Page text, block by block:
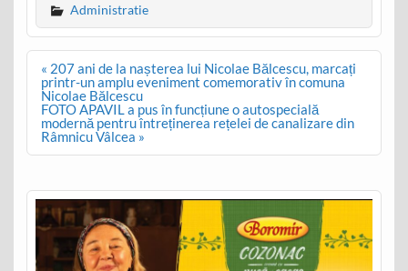
Administratie
Post
navigation
« 207 ani de la nașterea lui Nicolae Bălcescu, marcați
printr-un amplu eveniment comemorativ în comuna
Nicolae Bălcescu
FOTO APAVIL a pus în funcțiune o autospecială
modernă pentru întreținerea rețelei de canalizare din
Râmnicu Vâlcea »